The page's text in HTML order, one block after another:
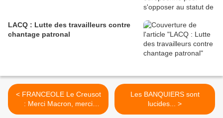
LACQ : Lutte des travailleurs contre
chantage patronal
< FRANCEOLE Le Creusot
: Merci Macron, merci
patron !
Les BANQUIERS sont
lucides... >